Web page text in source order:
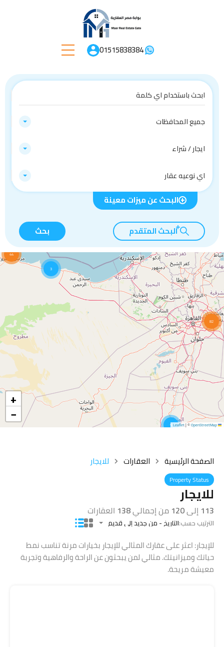
01515838384
جميع المحافظات
ايجار / شراء
اي نوعيه عقار
البحث عن ميزات معينة
البحث المتقدم بحث
82
9
3
44
+
−
Leaflet
|©OpenStreetMap
الصفحة الرئيسية العقارات للايجار
Property Status
للايجار
113 إلى120 من إجمالي138 العقارات
الترتيب حسب:التاريخ - من جديد إلى قديم
للإيجار: اعثر على عقارك المثالي للإيجار بخيارات مرنة تناسب نمط
حياتك وميزانيتك. مثالي لمن يبحثون عن الراحة والرفاهية وتجربة
معيشة مريحة.